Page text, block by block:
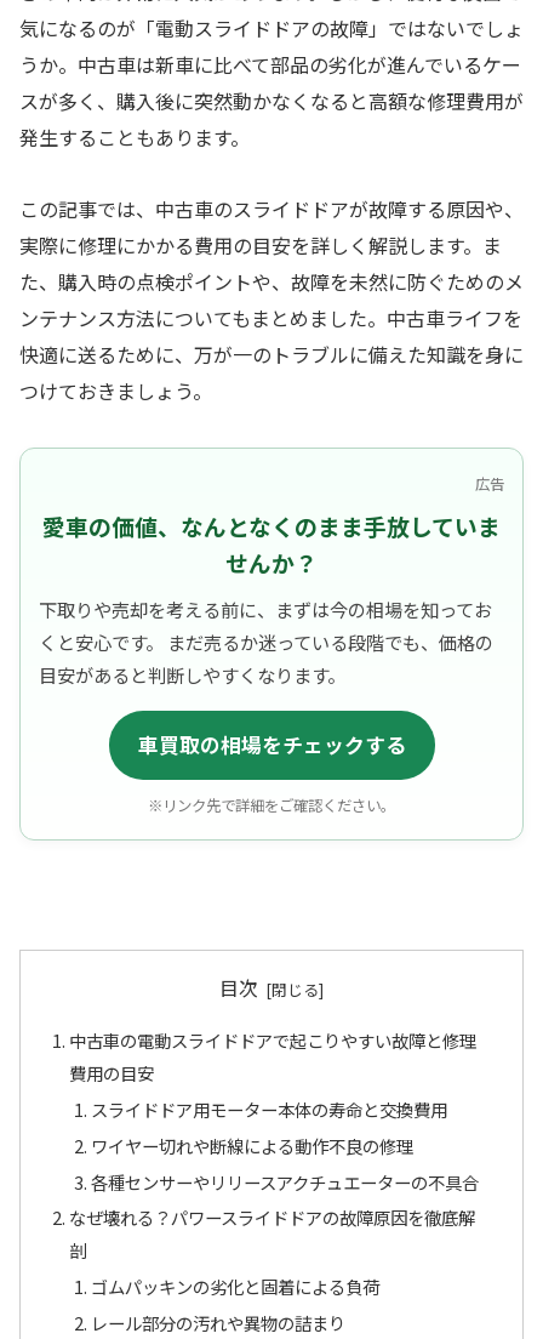
気になるのが「電動スライドドアの故障」ではないでしょ
うか。中古車は新車に比べて部品の劣化が進んでいるケー
スが多く、購入後に突然動かなくなると高額な修理費用が
発生することもあります。
この記事では、中古車のスライドドアが故障する原因や、
実際に修理にかかる費用の目安を詳しく解説します。ま
た、購入時の点検ポイントや、故障を未然に防ぐためのメ
ンテナンス方法についてもまとめました。中古車ライフを
快適に送るために、万が一のトラブルに備えた知識を身に
つけておきましょう。
広告
愛車の価値、なんとなくのまま手放していま
せんか？
下取りや売却を考える前に、まずは今の相場を知ってお
くと安心です。 まだ売るか迷っている段階でも、価格の
目安があると判断しやすくなります。
車買取の相場をチェックする
※リンク先で詳細をご確認ください。
目次
中古車の電動スライドドアで起こりやすい故障と修理
費用の目安
スライドドア用モーター本体の寿命と交換費用
ワイヤー切れや断線による動作不良の修理
各種センサーやリリースアクチュエーターの不具合
なぜ壊れる？パワースライドドアの故障原因を徹底解
剖
ゴムパッキンの劣化と固着による負荷
レール部分の汚れや異物の詰まり